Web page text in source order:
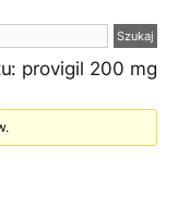
provigil 200 mg